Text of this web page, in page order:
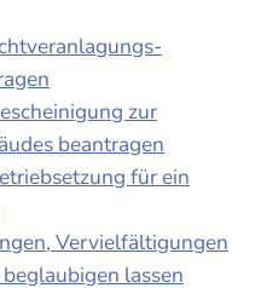
zur
beantragen
für ein
Vervielfältigungen
lassen